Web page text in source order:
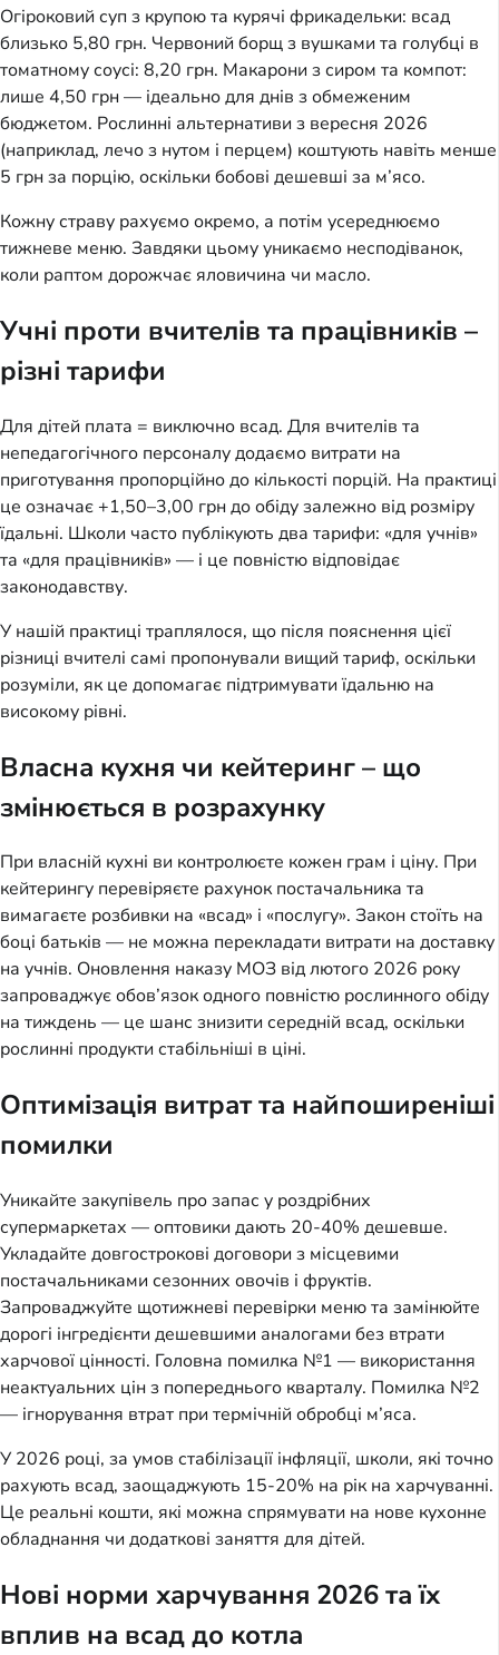
Огіроковий суп з крупою та курячі фрикадельки: всад
близько 5,80 грн. Червоний борщ з вушками та голубці в
томатному соусі: 8,20 грн. Макарони з сиром та компот:
лише 4,50 грн — ідеально для днів з обмеженим
бюджетом. Рослинні альтернативи з вересня 2026
(наприклад, лечо з нутом і перцем) коштують навіть менше
5 грн за порцію, оскільки бобові дешевші за м’ясо.
Кожну страву рахуємо окремо, а потім усереднюємо
тижневе меню. Завдяки цьому уникаємо несподіванок,
коли раптом дорожчає яловичина чи масло.
Учні проти вчителів та працівників –
різні тарифи
Для дітей плата = виключно всад. Для вчителів та
непедагогічного персоналу додаємо витрати на
приготування пропорційно до кількості порцій. На практиці
це означає +1,50–3,00 грн до обіду залежно від розміру
їдальні. Школи часто публікують два тарифи: «для учнів»
та «для працівників» — і це повністю відповідає
законодавству.
У нашій практиці траплялося, що після пояснення цієї
різниці вчителі самі пропонували вищий тариф, оскільки
розуміли, як це допомагає підтримувати їдальню на
високому рівні.
Власна кухня чи кейтеринг – що
змінюється в розрахунку
При власній кухні ви контролюєте кожен грам і ціну. При
кейтерингу перевіряєте рахунок постачальника та
вимагаєте розбивки на «всад» і «послугу». Закон стоїть на
боці батьків — не можна перекладати витрати на доставку
на учнів. Оновлення наказу МОЗ від лютого 2026 року
запроваджує обов’язок одного повністю рослинного обіду
на тиждень — це шанс знизити середній всад, оскільки
рослинні продукти стабільніші в ціні.
Оптимізація витрат та найпоширеніші
помилки
Уникайте закупівель про запас у роздрібних
супермаркетах — оптовики дають 20-40% дешевше.
Укладайте довгострокові договори з місцевими
постачальниками сезонних овочів і фруктів.
Запроваджуйте щотижневі перевірки меню та замінюйте
дорогі інгредієнти дешевшими аналогами без втрати
харчової цінності. Головна помилка №1 — використання
неактуальних цін з попереднього кварталу. Помилка №2
— ігнорування втрат при термічній обробці м’яса.
У 2026 році, за умов стабілізації інфляції, школи, які точно
рахують всад, заощаджують 15-20% на рік на харчуванні.
Це реальні кошти, які можна спрямувати на нове кухонне
обладнання чи додаткові заняття для дітей.
Нові норми харчування 2026 та їх
вплив на всад до котла